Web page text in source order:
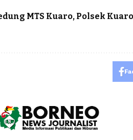
MTS Kuaro, Polsek